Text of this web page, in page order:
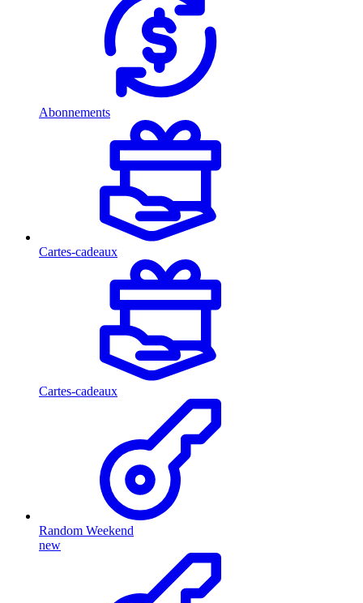
Abonnements
Cartes-cadeaux
Cartes-cadeaux
Random Weekend
new